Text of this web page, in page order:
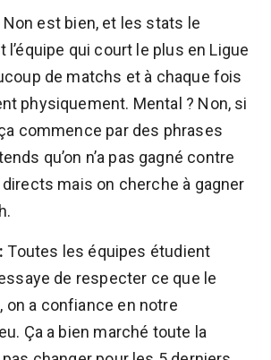
Non est bien, et les stats le
l’équipe qui court le plus en Ligue
de matchs et à chaque fois
physiquement. Mental ? Non, si
commence par des phrases
qu’on n’a pas gagné contre
mais on cherche à gagner
Toutes les équipes étudient
de respecter ce que le
on a confiance en notre
Ça a bien marché toute la